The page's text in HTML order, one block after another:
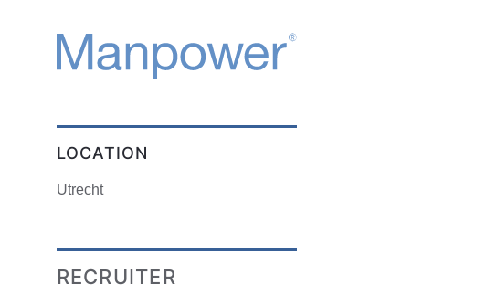
LOCATION
Utrecht
RECRUITER